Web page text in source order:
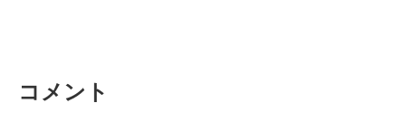
コメント